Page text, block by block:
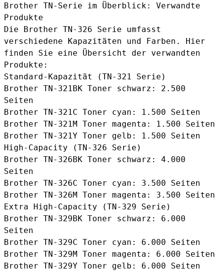
Brother TN-Serie im Überblick: Verwandte
Produkte
Die Brother TN-326 Serie umfasst
verschiedene Kapazitäten und Farben. Hier
finden Sie eine Übersicht der verwandten
Produkte:
Standard-Kapazität (TN-321 Serie)
Brother TN-321BK Toner schwarz : 2.500
Seiten
Brother TN-321C Toner cyan : 1.500 Seiten
Brother TN-321M Toner magenta : 1.500 Seiten
Brother TN-321Y Toner gelb : 1.500 Seiten
High-Capacity (TN-326 Serie)
Brother TN-326BK Toner schwarz : 4.000
Seiten
Brother TN-326C Toner cyan : 3.500 Seiten
Brother TN-326M Toner magenta : 3.500 Seiten
Extra High-Capacity (TN-329 Serie)
Brother TN-329BK Toner schwarz : 6.000
Seiten
Brother TN-329C Toner cyan : 6.000 Seiten
Brother TN-329M Toner magenta : 6.000 Seiten
Brother TN-329Y Toner gelb : 6.000 Seiten